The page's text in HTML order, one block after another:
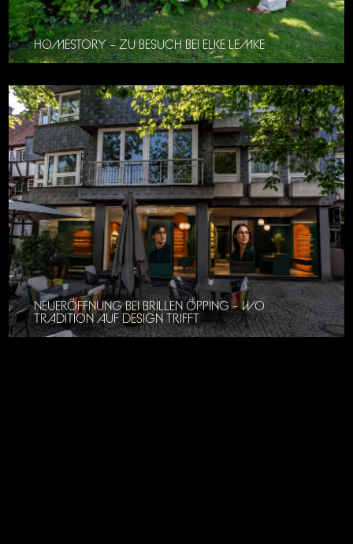
HOMESTORY – ZU BESUCH BEI ELKE LEMKE
NEUERÖFFNUNG BEI BRILLEN ÖPPING – WO
TRADITION AUF DESIGN TRIFFT